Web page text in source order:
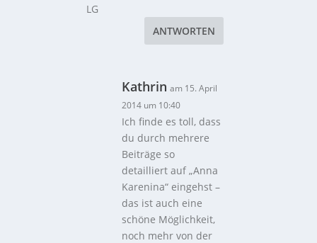
LG
ANTWORTEN
Kathrin am 15. April
2014 um 10:40
Ich finde es toll, dass
du durch mehrere
Beiträge so
detailliert auf „Anna
Karenina“ eingehst –
das ist auch eine
schöne Möglichkeit,
noch mehr von der